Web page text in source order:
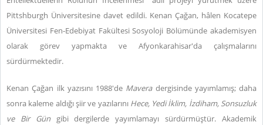
Pittshburgh Üniversitesine davet edildi. Kenan Çağan, hâlen Kocatepe
Üniversitesi Fen-Edebiyat Fakültesi Sosyoloji Bölümünde akademisyen
olarak görev yapmakta ve Afyonkarahisar'da çalışmalarını
sürdürmektedir.
Kenan Çağan ilk yazısını 1988'de Mavera dergisinde yayımlamış; daha
sonra kaleme aldığı şiir ve yazılarını Hece, Yedi İklim, İzdiham, Sonsuzluk
ve Bir Gün gibi dergilerde yayımlamayı sürdürmüştür. Akademik